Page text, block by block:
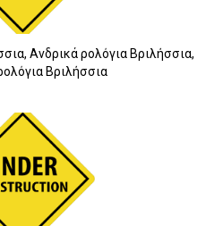
Ανδρικά ρολόγια Βριλήσσια,
Βριλήσσια